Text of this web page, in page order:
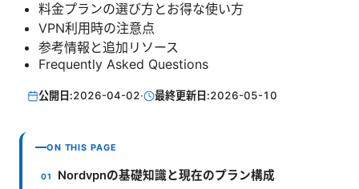
料金プランの選び方とお得な使い方
VPN利用時の注意点
参考情報と追加リソース
Frequently Asked Questions
公開日:2026-04-02· 最終更新日:2026-05-10
ON THIS PAGE
Nordvpnの基礎知識と現在のプラン構成